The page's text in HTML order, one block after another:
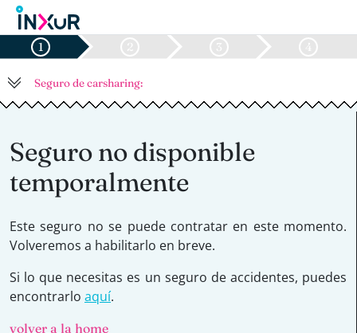
1 2 3 4
Seguro de carsharing:
Seguro no disponible
temporalmente
Este seguro no se puede contratar en este momento.
Volveremos a habilitarlo en breve.
Si lo que necesitas es un seguro de accidentes, puedes
encontrarlo aquí.
volver a la home